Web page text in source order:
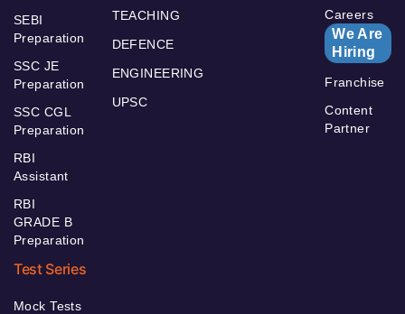
SEBI
Preparation
SSC JE
Preparation
SSC CGL
Preparation
RBI
Assistant
RBI
GRADE B
Preparation
TEACHING
DEFENCE
ENGINEERING
UPSC
Careers
We Are
Hiring
Franchise
Content
Partner
Test Series
Mock Tests